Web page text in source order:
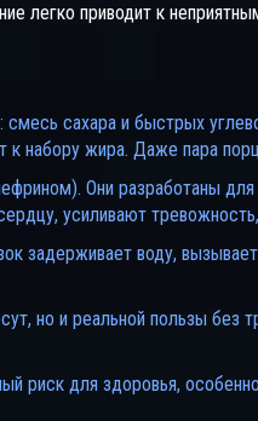
легко приводит к
сахара и быстрых
к набору жира. Даже пара
Они разработаны
усиливают
задерживает воду,
но и реальной пользы без
риск для здоровья,